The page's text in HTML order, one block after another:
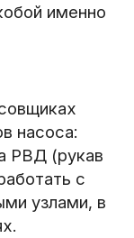
именно
насоса:
РВД (рукав
с
узлами, в